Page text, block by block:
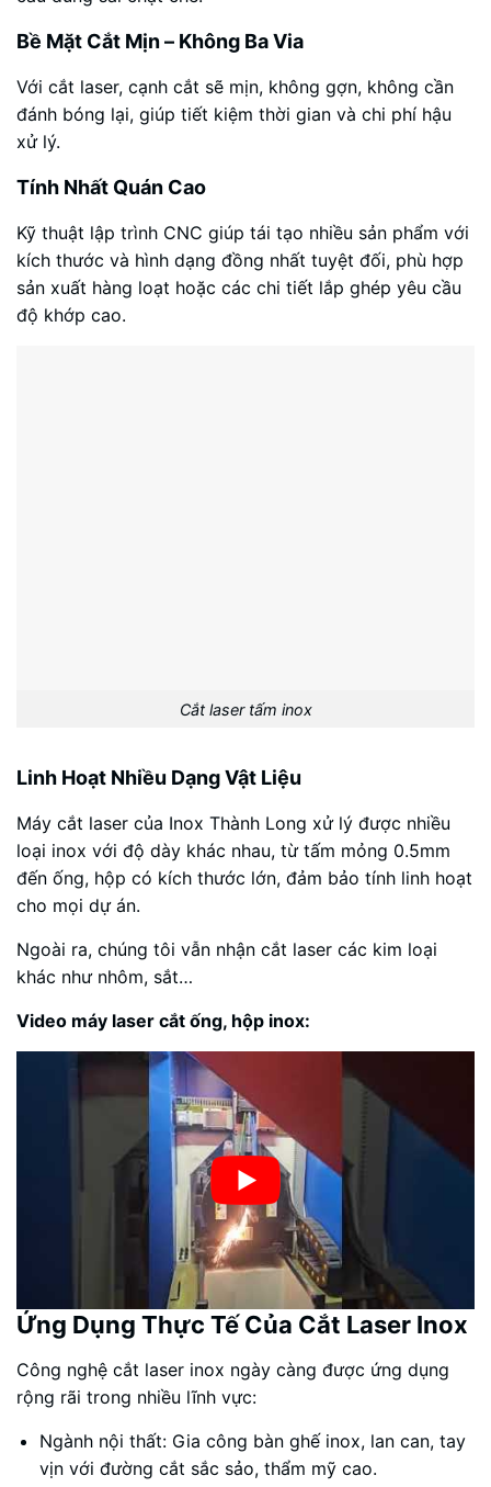
Bề Mặt Cắt Mịn – Không Ba Via
Với cắt laser, cạnh cắt sẽ mịn, không gợn, không cần
đánh bóng lại, giúp tiết kiệm thời gian và chi phí hậu
xử lý.
Tính Nhất Quán Cao
Kỹ thuật lập trình CNC giúp tái tạo nhiều sản phẩm với
kích thước và hình dạng đồng nhất tuyệt đối, phù hợp
sản xuất hàng loạt hoặc các chi tiết lắp ghép yêu cầu
độ khớp cao.
Cắt laser tấm inox
Linh Hoạt Nhiều Dạng Vật Liệu
Máy cắt laser của Inox Thành Long xử lý được nhiều
loại inox với độ dày khác nhau, từ tấm mỏng 0.5mm
đến ống, hộp có kích thước lớn, đảm bảo tính linh hoạt
cho mọi dự án.
Ngoài ra, chúng tôi vẫn nhận cắt laser các kim loại
khác như nhôm, sắt…
Video máy laser cắt ống, hộp inox:
Ứng Dụng Thực Tế Của Cắt Laser Inox
Công nghệ cắt laser inox ngày càng được ứng dụng
rộng rãi trong nhiều lĩnh vực:
Ngành nội thất: Gia công bàn ghế inox, lan can, tay
vịn với đường cắt sắc sảo, thẩm mỹ cao.